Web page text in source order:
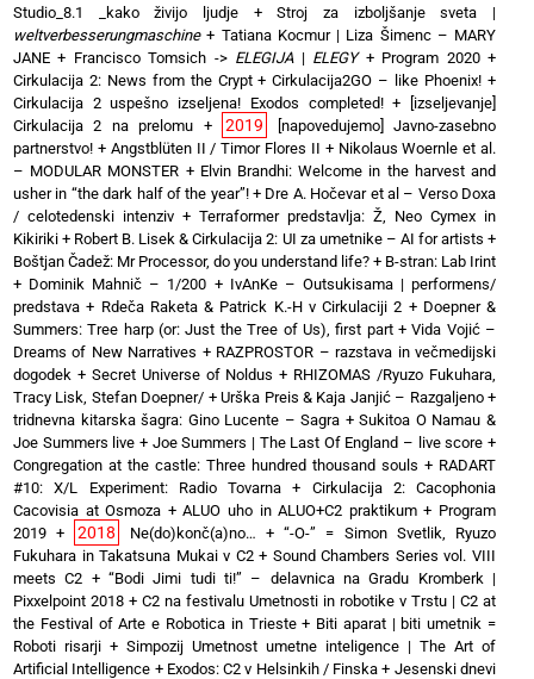
Studio_8.1 _kako živijo ljudje +Stroj za izboljšanje sveta |
weltverbesserungmaschine+ Tatiana Kocmur | Liza Šimenc – MARY
JANE + Francisco Tomsich -> ELEGIJA| ELEGY+ Program 2020+
Cirkulacija 2: News from the Crypt+Cirkulacija2GO – like Phoenix! +
Cirkulacija 2 uspešno izseljena! Exodos completed!+
[izseljevanje]
Cirkulacija 2 na prelomu + 2019
[napovedujemo] Javno-zasebno
partnerstvo! + Angstblüten II / Timor Flores II + Nikolaus Woernle et al.
– MODULAR MONSTER + Elvin Brandhi: Welcome in the harvest and
usher in “the dark half of the year”!+ Dre A. Hočevar et al – Verso Doxa
/ celotedenski intenziv + Terraformer predstavlja: Ž, Neo Cymex in
Kikiriki + Robert B. Lisek & Cirkulacija 2: UI za umetnike – AI for artists +
Boštjan Čadež: Mr Processor, do you understand life? + B-stran: Lab Irint
+ Dominik Mahnič – 1/200 + IvAnKe – Outsukisama | performens/
predstava + Rdeča Raketa & Patrick K.-H v Cirkulaciji 2 + Doepner &
Summers: Tree harp (or: Just the Tree of Us), first part+Vida Vojić –
Dreams of New Narratives + RAZPROSTOR – razstava in večmedijski
dogodek + Secret Universe of Noldus + RHIZOMAS /Ryuzo Fukuhara,
Tracy Lisk, Stefan Doepner/ +Urška Preis & Kaja Janjić – Razgaljeno+
tridnevna kitarska šagra: Gino Lucente – Sagra +Sukitoa O Namau &
Joe Summers live + Joe Summers | The Last Of England – live score +
Congregation at the castle: Three hundred thousand souls + RADART
#10: X/L Experiment: Radio Tovarna + Cirkulacija 2: Cacophonia
Cacovisia at Osmoza +ALUO uho in ALUO+C2 praktikum+ Program
2019 + 2018 Ne(do)konč(a)no… +“-O-” = Simon Svetlik, Ryuzo
Fukuhara in Takatsuna Mukai v C2+ Sound Chambers Series vol. VIII
meets C2 +“Bodi Jimi tudi ti!” – delavnica na Gradu Kromberk |
Pixxelpoint 2018 + C2 na festivalu Umetnosti in robotike v Trstu | C2 at
the Festival of Arte e Robotica in Trieste+ Biti aparat | biti umetnik =
Roboti risarji + Simpozij Umetnost umetne inteligence | The Art of
Artificial Intelligence + Exodos: C2 v Helsinkih / Finska + Jesenski dnevi